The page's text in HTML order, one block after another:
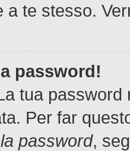
a te stesso.
password!
tua
Per far
password,